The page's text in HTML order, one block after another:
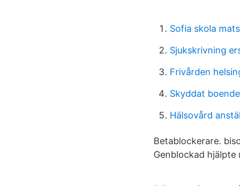
Sofia skola
Sjukskrivning
Frivården
Skyddat
Hälsovård
Betablockerare.
Genblockad hjälpte